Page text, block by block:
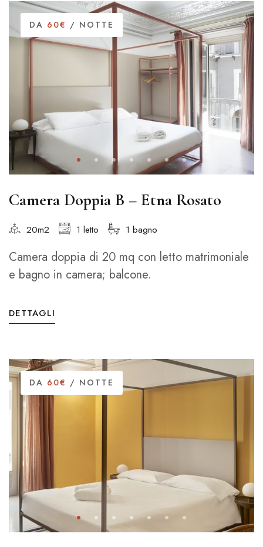
DA 60€ / NOTTE
Camera Doppia B – Etna Rosato
20m2 1 letto 1 bagno
Camera doppia di 20 mq con letto matrimoniale
e bagno in camera; balcone.
DETTAGLI
DA 60€ / NOTTE